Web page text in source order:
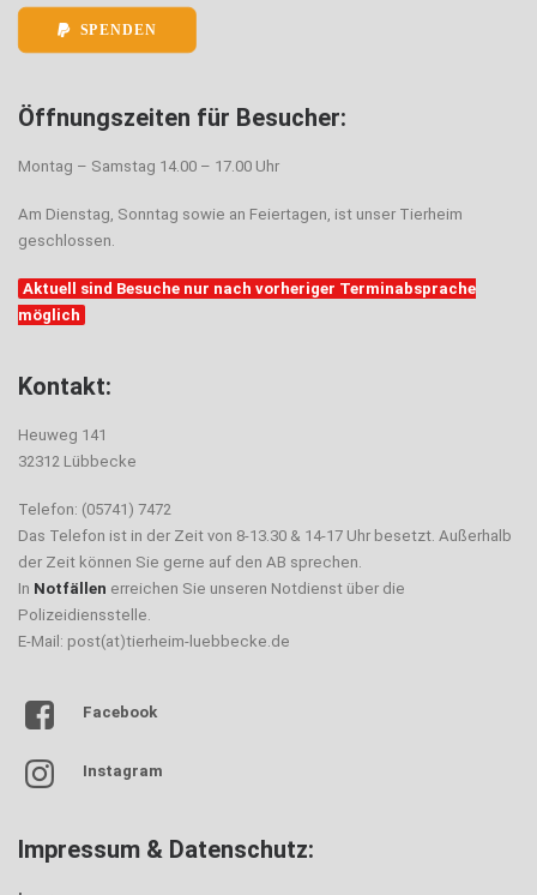
SPENDEN
Öffnungszeiten für Besucher:
Montag – Samstag 14.00 – 17.00 Uhr
Am Dienstag, Sonntag sowie an Feiertagen, ist unser Tierheim
geschlossen.
Aktuell sind Besuche nur nach vorheriger Terminabsprache
möglich
Kontakt:
Heuweg 141
32312 Lübbecke
Telefon: (05741) 7472
Das Telefon ist in der Zeit von 8-13.30 & 14-17 Uhr besetzt. Außerhalb
der Zeit können Sie gerne auf den AB sprechen.
In Notfällen erreichen Sie unseren Notdienst über die
Polizeidiensstelle.
E-Mail: post(at)tierheim-luebbecke.de
Facebook
Instagram
Impressum & Datenschutz: